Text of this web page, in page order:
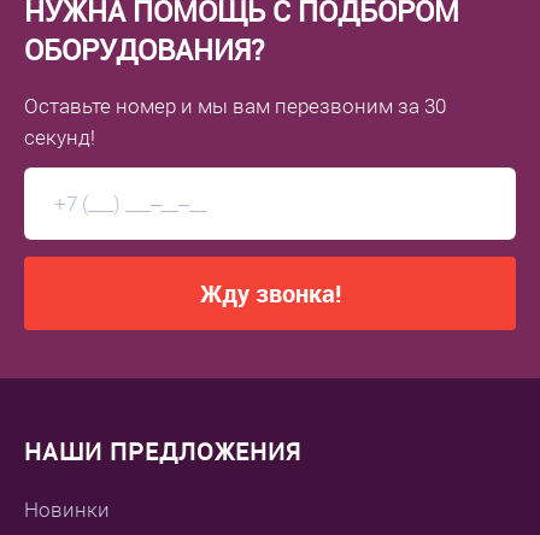
НУЖНА ПОМОЩЬ С ПОДБОРОМ
ОБОРУДОВАНИЯ?
Оставьте номер и мы вам перезвоним за 30
секунд!
Жду звонка!
НАШИ ПРЕДЛОЖЕНИЯ
Новинки